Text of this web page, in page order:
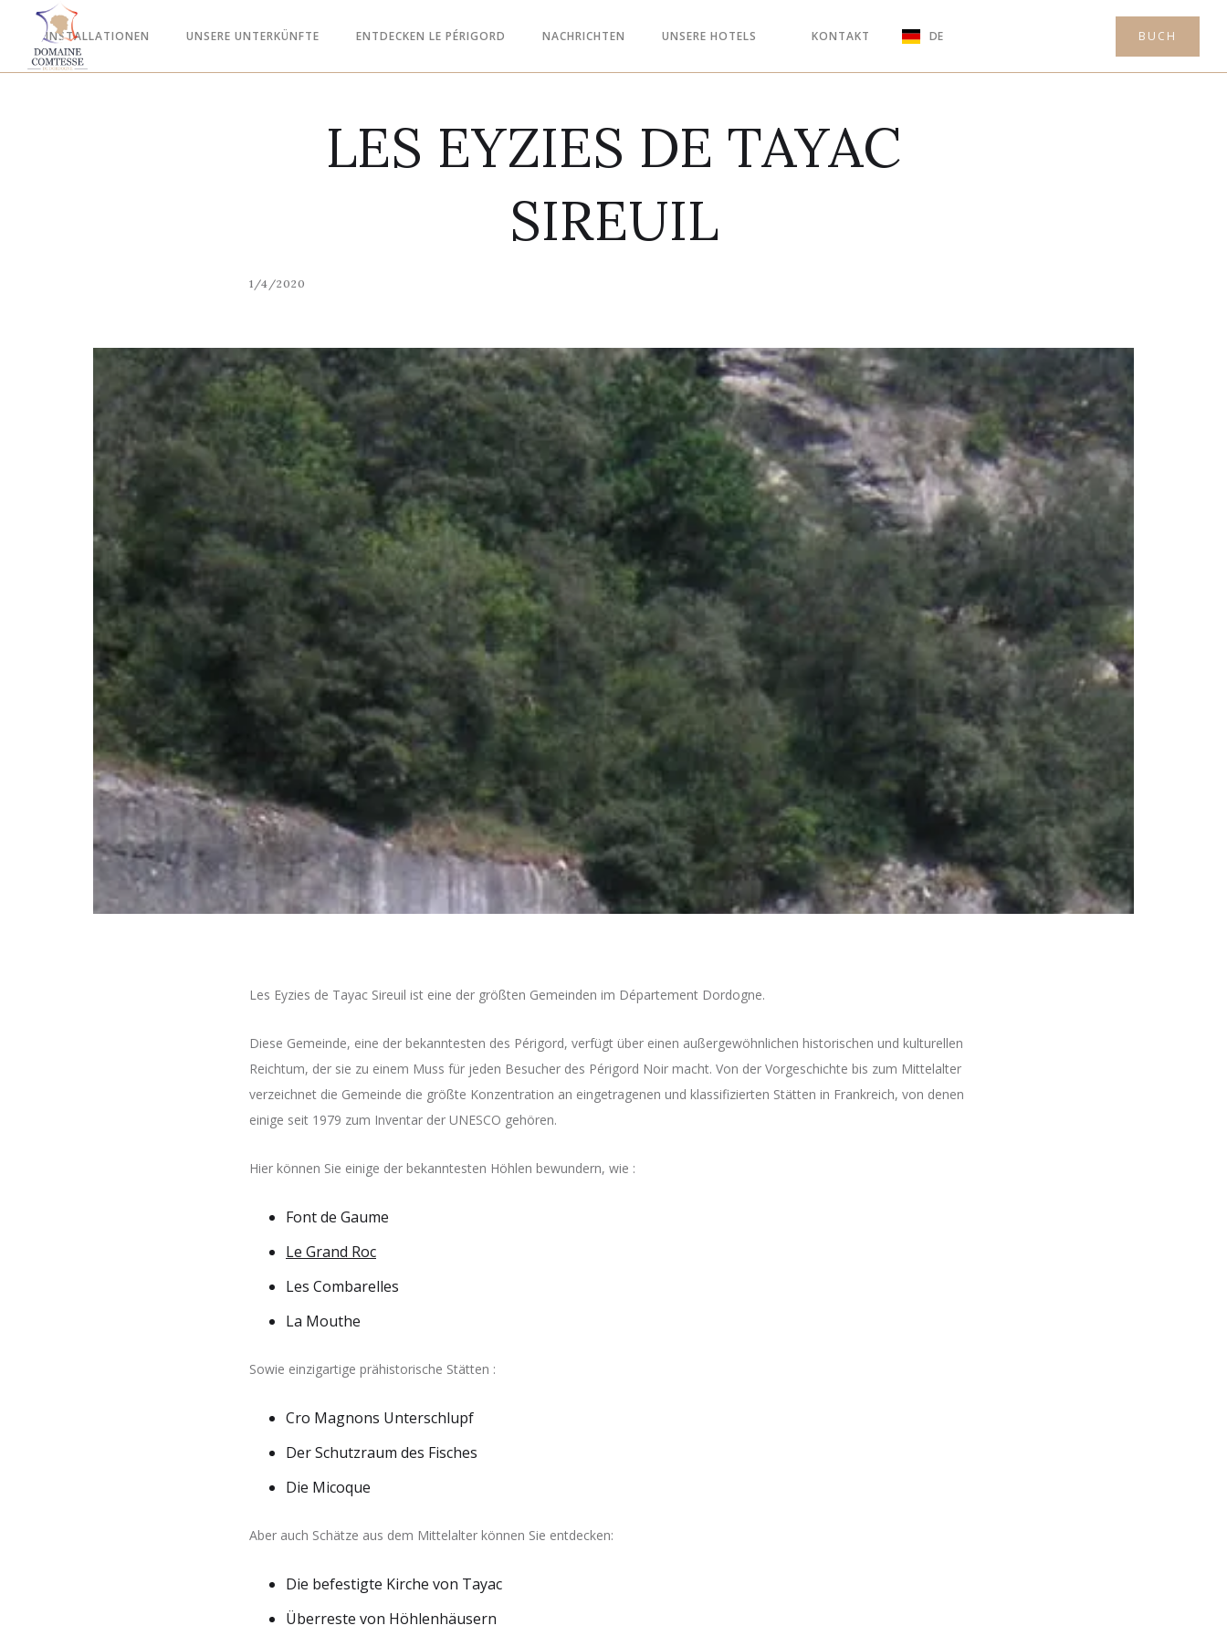
BUCH
INSTALLATIONEN UNSERE UNTERKÜNFTE ENTDECKEN LE PÉRIGORD NACHRICHTEN UNSERE HOTELS KONTAKT DE
LES EYZIES DE TAYAC
SIREUIL
1/4/2020
Les Eyzies de Tayac Sireuil ist eine der größten Gemeinden im Département Dordogne.
Diese Gemeinde, eine der bekanntesten des Périgord, verfügt über einen außergewöhnlichen historischen und kulturellen
Reichtum, der sie zu einem Muss für jeden Besucher des Périgord Noir macht. Von der Vorgeschichte bis zum Mittelalter
verzeichnet die Gemeinde die größte Konzentration an eingetragenen und klassifizierten Stätten in Frankreich, von denen
einige seit 1979 zum Inventar der UNESCO gehören.
Hier können Sie einige der bekanntesten Höhlen bewundern, wie :
Font de Gaume
Le Grand Roc
Les Combarelles
La Mouthe
Sowie einzigartige prähistorische Stätten :
Cro Magnons Unterschlupf
Der Schutzraum des Fisches
Die Micoque
Aber auch Schätze aus dem Mittelalter können Sie entdecken:
Die befestigte Kirche von Tayac
Überreste von Höhlenhäusern